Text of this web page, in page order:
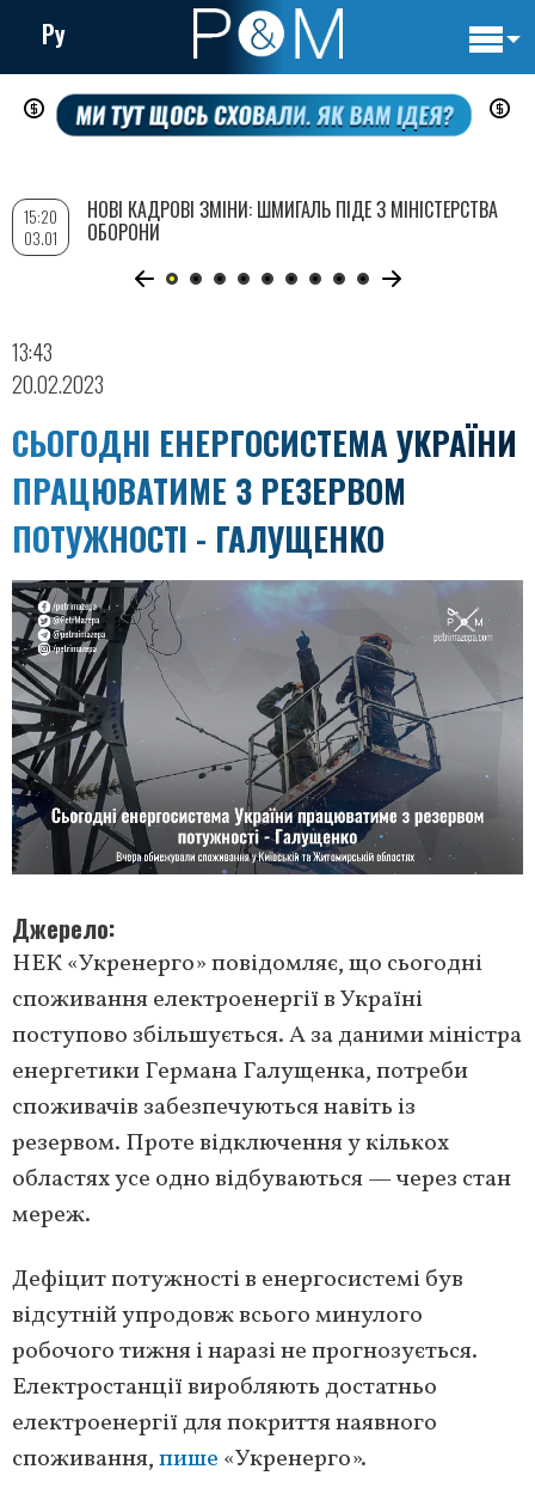
Перейти
до
вмісту
Ру
13:43
20.02.2023
СЬОГОДНІ ЕНЕРГОСИСТЕМА УКРАЇНИ
ПРАЦЮВАТИМЕ З РЕЗЕРВОМ
ПОТУЖНОСТІ - ГАЛУЩЕНКО
Джерело
НЕК «Укренерго» повідомляє, що сьогодні
споживання електроенергії в Україні
поступово збільшується. А за даними міністра
енергетики Германа Галущенка, потреби
споживачів забезпечуються навіть із
резервом. Проте відключення у кількох
областях усе одно відбуваються — через стан
мереж.
Дефіцит потужності в енергосистемі був
відсутній упродовж всього минулого
робочого тижня і наразі не прогнозується.
Електростанції виробляють достатньо
електроенергії для покриття наявного
споживання,пише «Укренерго».
15:20
03.01
НОВІ КАДРОВІ ЗМІНИ: ШМИГАЛЬ ПІДЕ З МІНІСТЕРСТВА
ОБОРОНИ